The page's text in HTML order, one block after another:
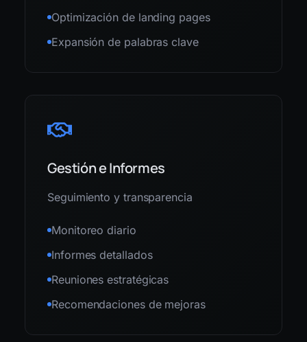
Optimización de landing pages
Expansión de palabras clave
Gestión e Informes
Seguimiento y transparencia
Monitoreo diario
Informes detallados
Reuniones estratégicas
Recomendaciones de mejoras